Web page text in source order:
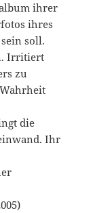
ihrer
ihres
soll.
Irritiert
zu
die
Ihr